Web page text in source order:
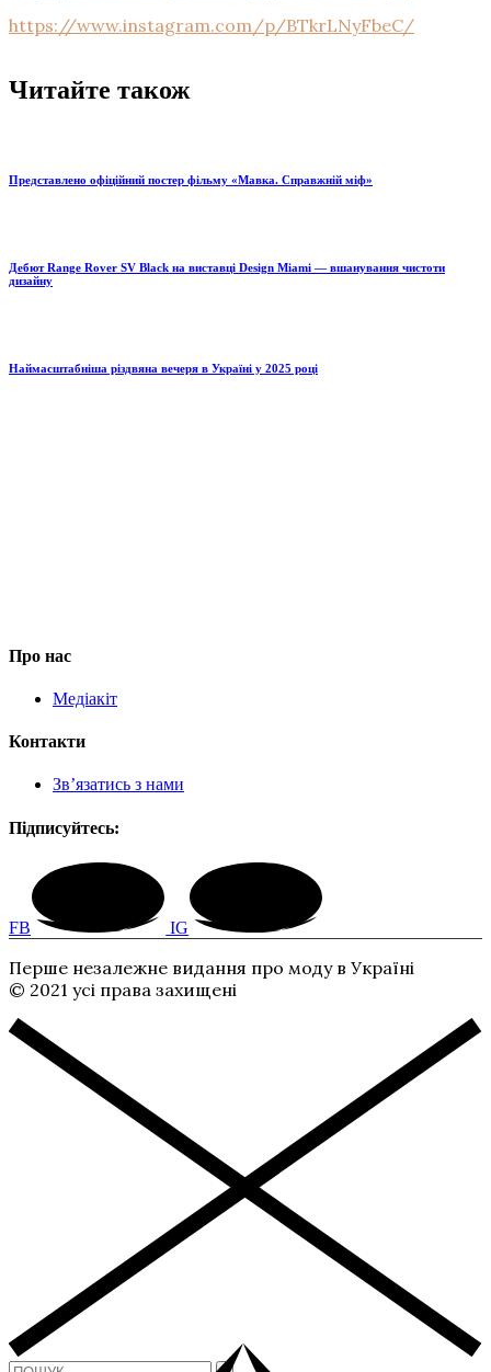
https://www.instagram.com/p/BTkrLNyFbeC/
Читайте також
Представлено офіційний постер фільму «Мавка. Справжній міф»
Дебют Range Rover SV Black на виставці Design Miami — вшанування чистоти
дизайну
Наймасштабніша різдвяна вечеря в Україні у 2025 році
Про нас
Медіакіт
Контакти
Зв’язатись з нами
Підписуйтесь:
FB IG
Перше незалежне видання про моду в Україні
© 2021 усі права захищені